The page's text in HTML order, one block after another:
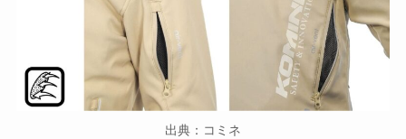
出典：コミネ